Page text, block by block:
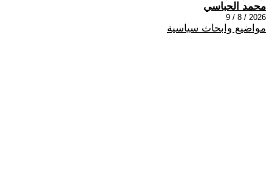
محمد الحباسي
2026 / 8 / 9
مواضيع وابحاث سياسية